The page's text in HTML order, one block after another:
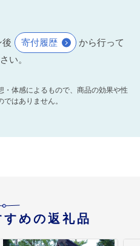
後 寄付履歴
から行って
い。
体感によるもので、商品の効果や性
はありません。
めの返礼品